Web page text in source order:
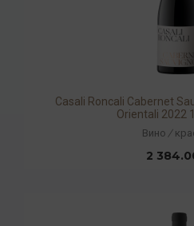
Casali Roncali Cabernet
Orientali 2022
Вино /
2